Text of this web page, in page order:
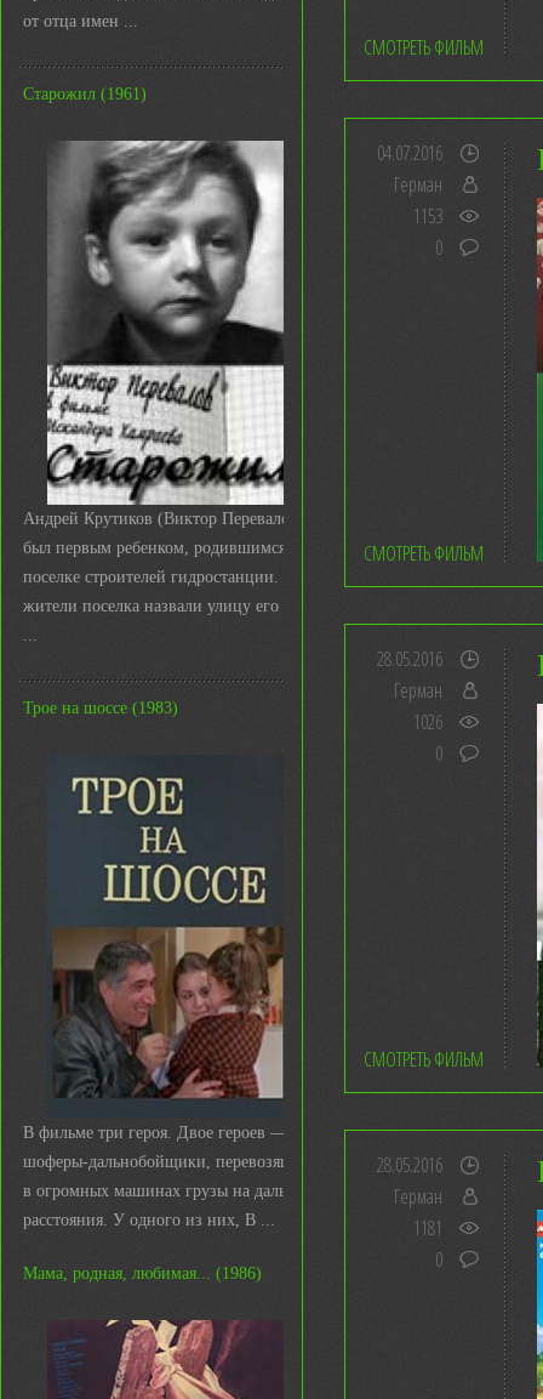
от отца имен ...
Старожил (1961)
Андрей Крутиков (Виктор Перевалов)
был первым ребенком, родившимся в
поселке строителей гидростанции. И
жители поселка назвали улицу его име
...
Трое на шоссе (1983)
В фильме три героя. Двое героев —
шоферы-дальнобойщики, перевозящие
в огромных машинах грузы на дальние
расстояния. У одного из них, В ...
Мама, родная, любимая... (1986)
СМОТРЕТЬ ФИЛЬМ
04.07.2016
Герман
1153
0
СМОТРЕТЬ ФИЛЬМ
28.05.2016
Герман
1026
0
СМОТРЕТЬ ФИЛЬМ
28.05.2016
Герман
1181
0